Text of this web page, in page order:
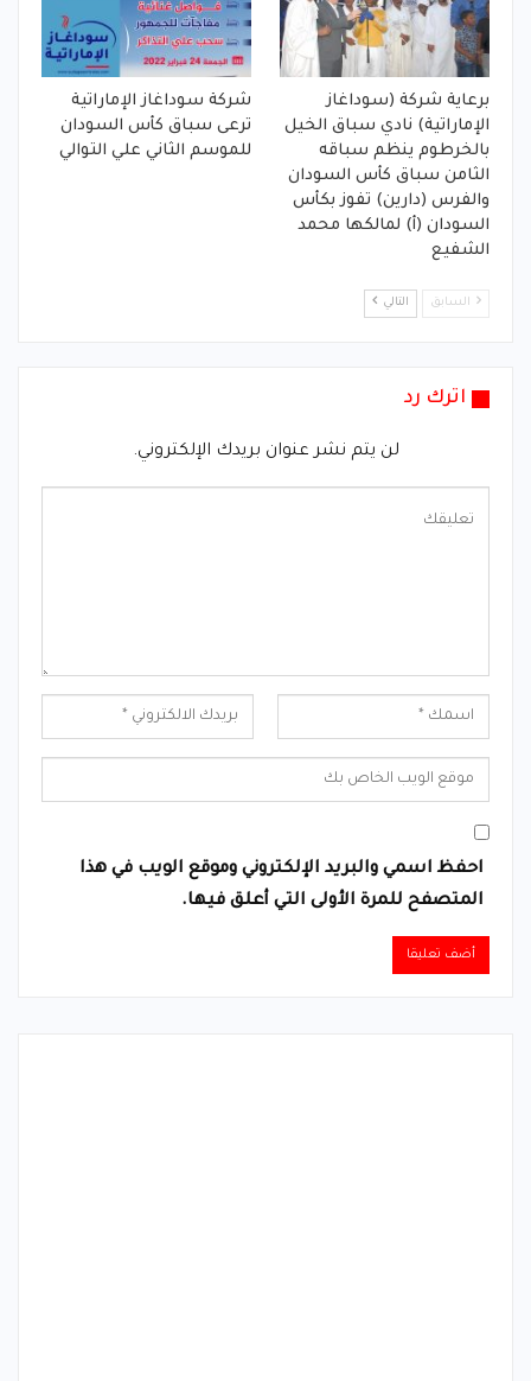
برعاية شركة (سوداغاز
الإماراتية) نادي سباق الخيل
بالخرطوم ينظم سباقه
الثامن سباق كأس السودان
والفرس (دارين) تفوز بكأس
السودان (أ) لمالكها محمد
الشفيع
شركة سوداغاز الإماراتية
ترعى سباق كأس السودان
للموسم الثاني علي التوالي
السابق التالي
اترك رد
لن يتم نشر عنوان بريدك الإلكتروني.
احفظ اسمي والبريد الإلكتروني وموقع الويب في هذا
المتصفح للمرة الأولى التي أعلق فيها.